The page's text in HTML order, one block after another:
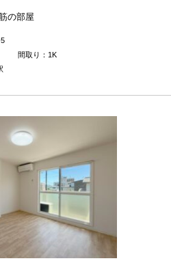
の部屋
間取り：1K